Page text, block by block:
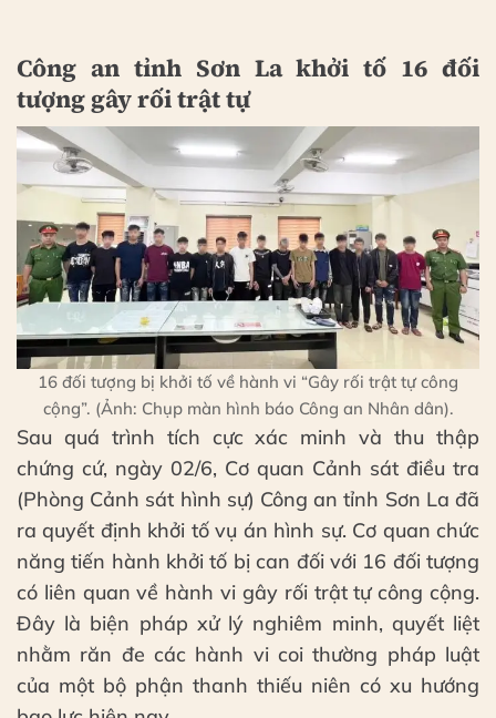
Công an tỉnh Sơn La khởi tố 16 đối
tượng gây rối trật tự
16 đối tượng bị khởi tố về hành vi “Gây rối trật tự công
cộng”. (Ảnh: Chụp màn hình báo Công an Nhân dân).
Sau quá trình tích cực xác minh và thu thập
chứng cứ, ngày 02/6, Cơ quan Cảnh sát điều tra
(Phòng Cảnh sát hình sự) Công an tỉnh Sơn La đã
ra quyết định khởi tố vụ án hình sự. Cơ quan chức
năng tiến hành khởi tố bị can đối với 16 đối tượng
có liên quan về hành vi gây rối trật tự công cộng.
Đây là biện pháp xử lý nghiêm minh, quyết liệt
nhằm răn đe các hành vi coi thường pháp luật
của một bộ phận thanh thiếu niên có xu hướng